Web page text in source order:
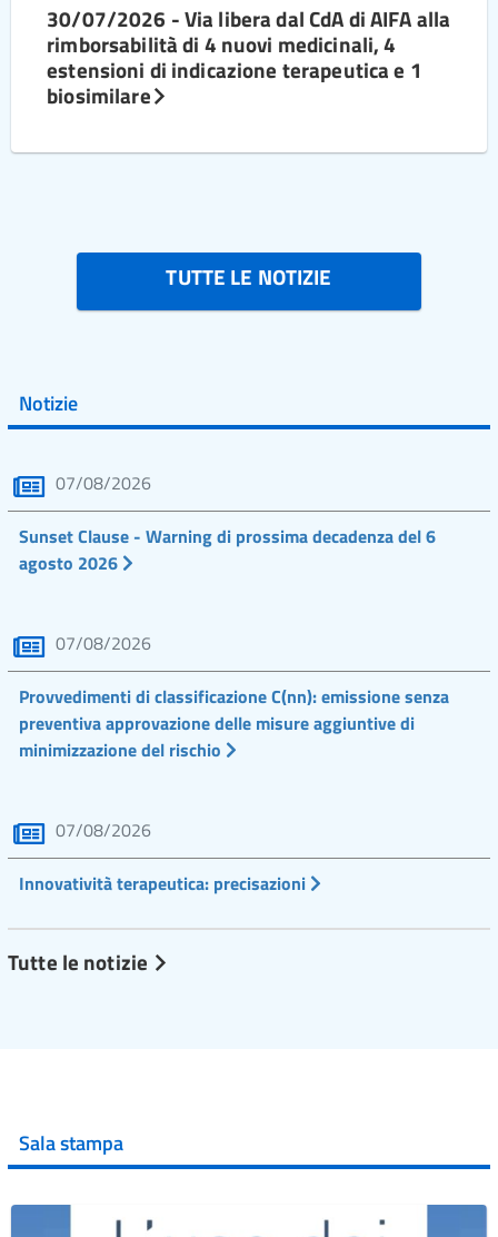
30/07/2026 - Via libera dal CdA di AIFA alla
rimborsabilità di 4 nuovi medicinali, 4
estensioni di indicazione terapeutica e 1
biosimilare
TUTTE LE NOTIZIE
Notizie
07/08/2026
Sunset Clause - Warning di prossima decadenza del 6
agosto 2026
07/08/2026
Provvedimenti di classificazione C(nn): emissione senza
preventiva approvazione delle misure aggiuntive di
minimizzazione del rischio
07/08/2026
Innovatività terapeutica: precisazioni
Tutte le notizie
Sala stampa